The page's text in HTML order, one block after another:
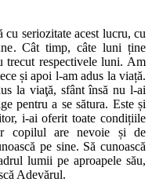
cu seriozitate acest lucru, cu
Cât timp, câte luni ține
trecut respectivele luni. Am
și apoi l-am adus la viață.
la viaţă, sfânt însă nu l-ai
pentru a se sătura. Este și
i-ai oferit toate condițiile
copilul are nevoie și de
pe sine. Să cunoască
lumii pe aproapele său,
Adevărul.